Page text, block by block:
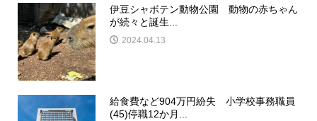
伊豆シャボテン動物公園 動物の赤ちゃん
が続々と誕生...
2024.04.13
給食費など904万円紛失 小学校事務職員
(45)停職12か月...